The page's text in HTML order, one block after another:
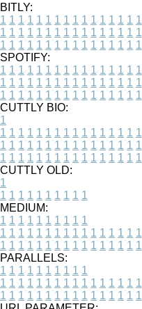
BITLY:
1 1 1 1 1 1 1 1 1 1 1 1 1 1 1 1
1 1 1 1 1 1 1 1 1 1 1 1 1 1 1 1
1 1 1 1 1 1 1 1 1 1 1 1 1 1 1 1
SPOTIFY:
1 1 1 1 1 1 1 1 1 1 1 1 1 1 1 1
1 1 1 1 1 1 1 1 1 1 1 1 1 1 1 1
1 1 1 1 1 1 1 1 1 1 1 1 1 1 1 1
CUTTLY BIO:
1
1 1 1 1 1 1 1 1 1 1 1 1 1 1 1 1
1 1 1 1 1 1 1 1 1 1 1 1 1 1 1 1
1 1 1 1 1 1 1 1 1 1 1 1 1 1 1 1
CUTTLY OLD:
1
1 1 1 1 1 1 1 1 1 1
MEDIUM:
1 1 1 1 1 1 1 1 1 1
1 1 1 1 1 1 1 1 1 1 1 1 1 1 1 1
1 1 1 1 1 1 1 1 1 1 1 1 1 1 1 1
PARALLELS:
1 1 1 1 1 1 1 1 1 1
1 1 1 1 1 1 1 1 1 1 1 1 1 1 1 1
1 1 1 1 1 1 1 1 1 1 1 1 1 1 1 1